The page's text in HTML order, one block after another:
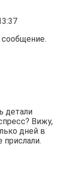
детали
Вижу,
дней в
прислали.